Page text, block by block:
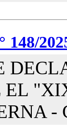
148/
-